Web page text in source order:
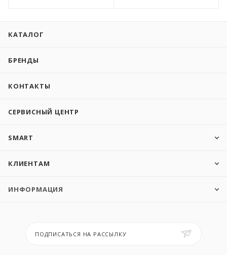
КАТАЛОГ
БРЕНДЫ
КОНТАКТЫ
СЕРВИСНЫЙ ЦЕНТР
SMART
КЛИЕНТАМ
ИНФОРМАЦИЯ
ПОДПИСАТЬСЯ НА РАССЫЛКУ